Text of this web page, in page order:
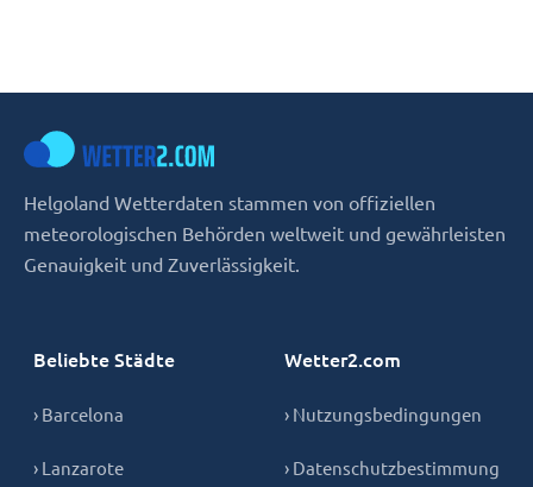
Helgoland Wetterdaten stammen von offiziellen
meteorologischen Behörden weltweit und gewährleisten
Genauigkeit und Zuverlässigkeit.
Beliebte Städte
› Barcelona
› Lanzarote
Wetter2.com
› Nutzungsbedingungen
› Datenschutzbestimmung